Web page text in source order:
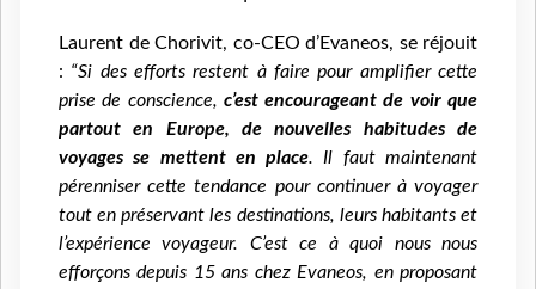
Laurent de Chorivit, co-CEO d’Evaneos, se réjouit
: “Si des efforts restent à faire pour amplifier cette
prise de conscience, c’est encourageant de voir que
partout en Europe, de nouvelles habitudes de
voyages se mettent en place. Il faut maintenant
pérenniser cette tendance pour continuer à voyager
tout en préservant les destinations, leurs habitants et
l’expérience voyageur. C’est ce à quoi nous nous
efforçons depuis 15 ans chez Evaneos, en proposant